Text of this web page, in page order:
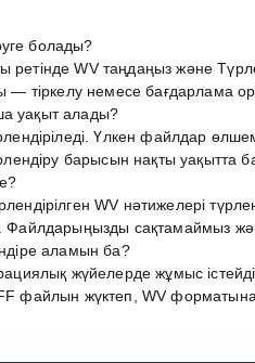
болады?
WV таңдаңыз және
— тіркелу немесе бағдарлама
уақыт алады?
Үлкен файлдар
барысын нақты уақытта
WV нәтижелері
сақтамаймыз
аламын ба?
жүйелерде жұмыс
файлын жүктеп, WV форматына